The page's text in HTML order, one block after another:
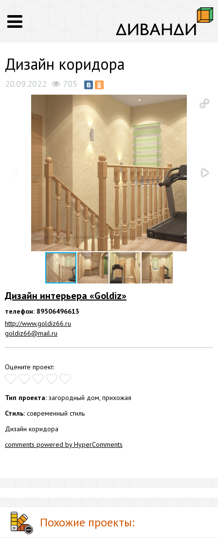
Дизайн коридора
20.09.2022 705
Дизайн интерьера «Goldiz»
телефон: 89506496613
http://www.goldiz66.ru
goldiz66@mail.ru
Оцените проект:
Тип проекта: загородный дом, прихожая
Стиль: современный стиль
Дизайн коридора
comments powered by HyperComments
Похожие проекты: